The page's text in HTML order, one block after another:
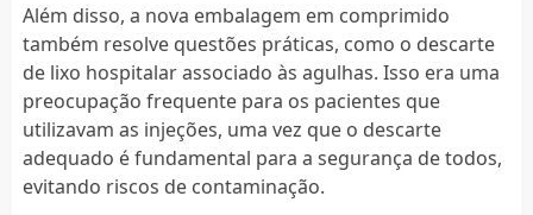
Além disso, a nova embalagem em comprimido
também resolve questões práticas, como o descarte
de lixo hospitalar associado às agulhas. Isso era uma
preocupação frequente para os pacientes que
utilizavam as injeções, uma vez que o descarte
adequado é fundamental para a segurança de todos,
evitando riscos de contaminação.